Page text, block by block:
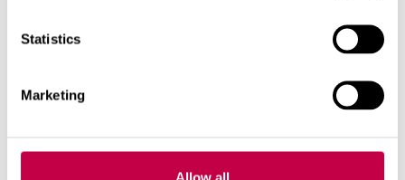
Statistics
Marketing
Allow all
Märkä biojäte ei sovellu polttoon
polttamista. Miksi kuormitamme